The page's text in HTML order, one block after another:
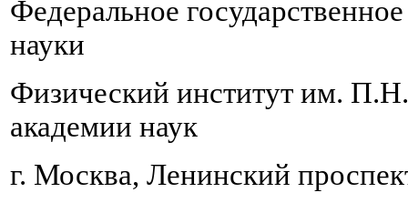
Федеральное
науки
Физический институт им.
академии наук
г. Москва, Ленинский